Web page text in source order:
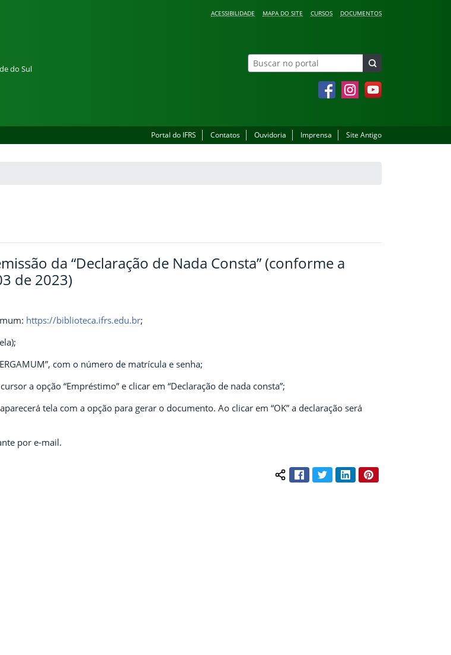
ACESSIBILIDADE MAPA DO SITE CURSOS DOCUMENTOS
do Sul
FacebookInstagramYouTube
Portal do IFRS Contatos Ouvidoria Imprensa Site Antigo
da “Declaração de Nada Consta” (conforme a
de 2023)
https://biblioteca.ifrs.edu.br;
com o número de matrícula e senha;
a opção “Empréstimo” e clicar em “Declaração de nada consta”;
tela com a opção para gerar o documento. Ao clicar em “OK” a declaração será
por e-mail.
Compartilhar conteúdo:
FacebookTwitterLinkedInPinterest